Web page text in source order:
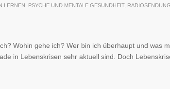
LERNEN PSYCHE UND MENTALE GESUNDHEIT,
Wohin gehe ich? Wer bin ich überhaupt und was
in Lebenskrisen sehr aktuell sind. Doch